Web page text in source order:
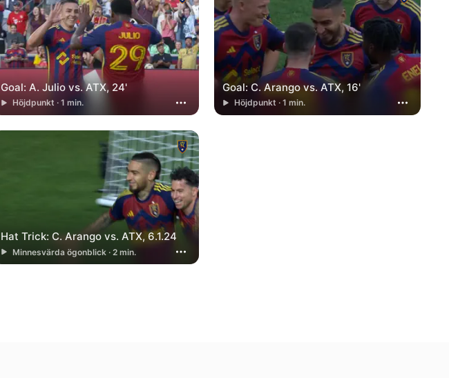
Goal: A. Julio vs. ATX, 24'
Höjdpunkt · 1 min.
Goal: C. Arango vs. ATX, 16'
Höjdpunkt · 1 min.
Hat Trick: C. Arango vs. ATX, 6.1.24
Minnesvärda ögonblick · 2 min.